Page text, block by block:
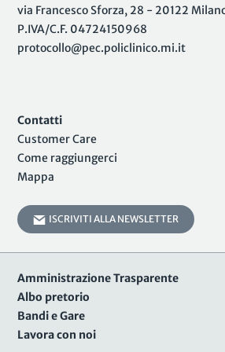
via Francesco Sforza, 28 - 20122
P.IVA/C.F. 04724150968
protocollo@pec.policlinico.mi.it
Contatti
Customer Care
Come raggiungerci
Mappa
ISCRIVITI ALLA NEWSLETTER
Amministrazione Trasparente
Albo pretorio
Bandi e Gare
Lavora con noi